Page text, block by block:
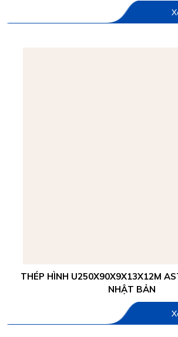
THÉP HÌNH U250X90X9X13X12M
NHẬT BẢN